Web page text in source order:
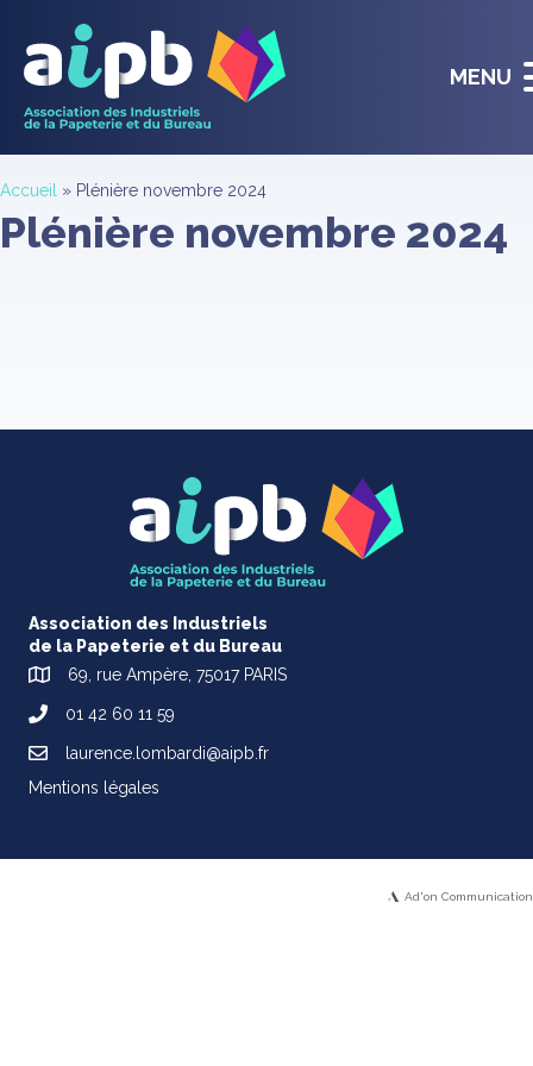
MENU
Accueil » Plénière novembre 2024
Plénière novembre 2024
Association des Industriels
de la Papeterie et du Bureau
69, rue Ampère, 75017 PARIS
01 42 60 11 59
laurence.lombardi@aipb.fr
Mentions légales
Ad'on Communication